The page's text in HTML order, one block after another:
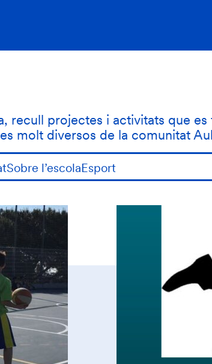
recull projectes i activitats que
molt diversos de la comunitat
Sobre l’escolaEsport